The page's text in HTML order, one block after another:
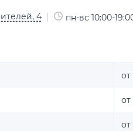
4 пн-вс 10:00-
от
от
от